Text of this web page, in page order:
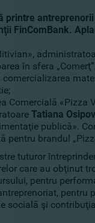
printre
FinComBank.
în sfera
comercializarea
Comercială «Pizza
Tatiana Osipov
publică».
pentru brandul
tuturor
care au obţinut
pentru
pentru
socială şi